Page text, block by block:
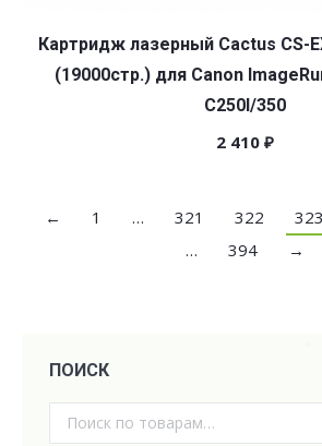
Картридж лазерный Cactus CS-
(19000стр.) для Canon
C250I/350
2 410 ₽
← 1 … 321 322 323
…
394 →
ПОИСК